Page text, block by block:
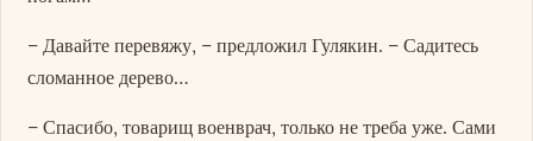
– Давайте перевяжу, – предложил Гулякин. – Садитесь
сломанное дерево…
– Спасибо, товарищ военврач, только не треба уже. Сами